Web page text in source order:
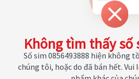
Không tìm thấy số
Số sim 0856493888 hiện không
chúng tôi, hoặc do đã bán hết. Vui